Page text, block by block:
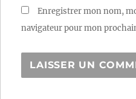
Enregistrer mon nom,
navigateur pour mon